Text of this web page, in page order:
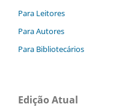
Para Leitores
Para Autores
Para Bibliotecários
Edição Atual